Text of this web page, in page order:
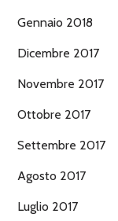
Gennaio 2018
Dicembre 2017
Novembre 2017
Ottobre 2017
Settembre 2017
Agosto 2017
Luglio 2017